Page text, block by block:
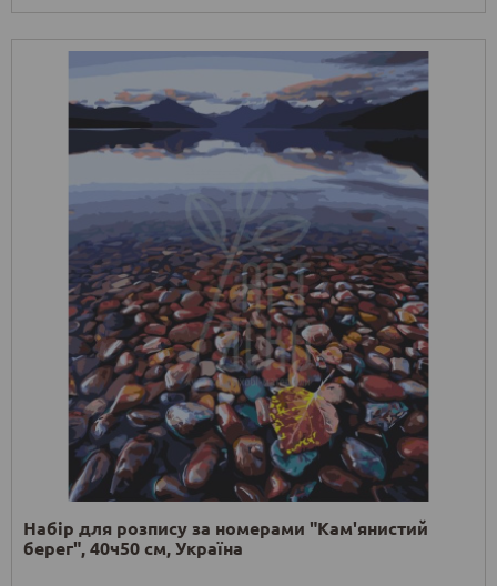
Набір для розпису за номерами "Кам'янистий
берег", 40ч50 см, Україна